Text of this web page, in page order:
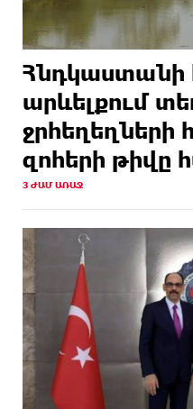
Հնդկաստանի
արևելքում
ջրհեղեղների
զոհերի թիվը
3 ԺԱՄ ԱՌԱՋ